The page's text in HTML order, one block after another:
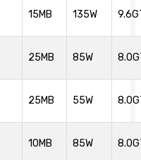
15MB 135W
25MB 85W
25MB 55W
10MB 85W